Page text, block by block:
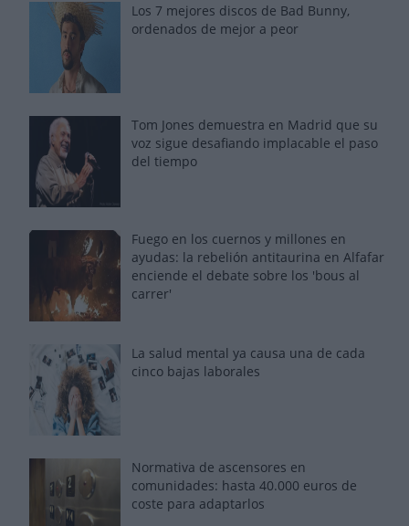
Los 7 mejores discos de Bad Bunny,
ordenados de mejor a peor
Tom Jones demuestra en Madrid que su
voz sigue desafiando implacable el paso
del tiempo
Fuego en los cuernos y millones en
ayudas: la rebelión antitaurina en Alfafar
enciende el debate sobre los 'bous al
carrer'
La salud mental ya causa una de cada
cinco bajas laborales
Normativa de ascensores en
comunidades: hasta 40.000 euros de
coste para adaptarlos